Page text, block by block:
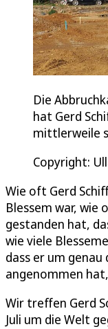
Die
hat Gerd
mittlerweile
Copyright:
Wie oft Gerd
Blessem war, wie
gestanden hat,
wie viele
dass er um genau
angenommen
Wir treffen Gerd
Juli um die Welt